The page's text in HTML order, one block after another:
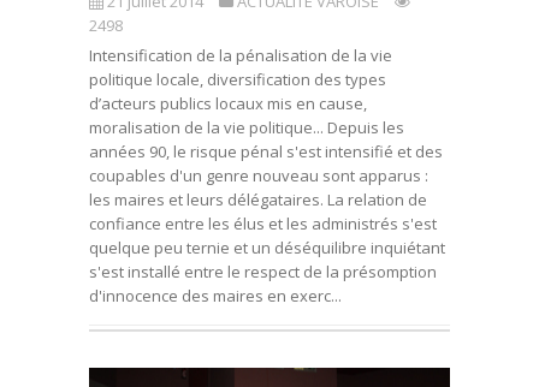
2498
Intensification de la pénalisation de la vie
politique locale, diversification des types
d’acteurs publics locaux mis en cause,
moralisation de la vie politique... Depuis les
années 90, le risque pénal s'est intensifié et des
coupables d'un genre nouveau sont apparus :
les maires et leurs délégataires. La relation de
confiance entre les élus et les administrés s'est
quelque peu ternie et un déséquilibre inquiétant
s'est installé entre le respect de la présomption
d'innocence des maires en exerc...